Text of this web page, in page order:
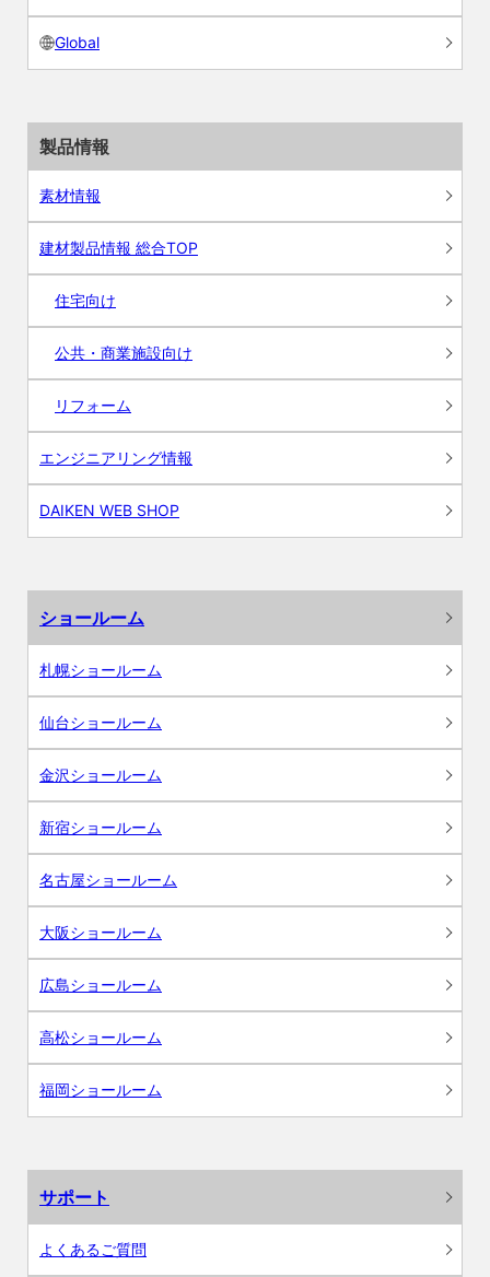
Global
製品情報
素材情報
建材製品情報 総合TOP
住宅向け
公共・商業施設向け
リフォーム
エンジニアリング情報
DAIKEN WEB SHOP
ショールーム
札幌ショールーム
仙台ショールーム
金沢ショールーム
新宿ショールーム
名古屋ショールーム
大阪ショールーム
広島ショールーム
高松ショールーム
福岡ショールーム
サポート
よくあるご質問